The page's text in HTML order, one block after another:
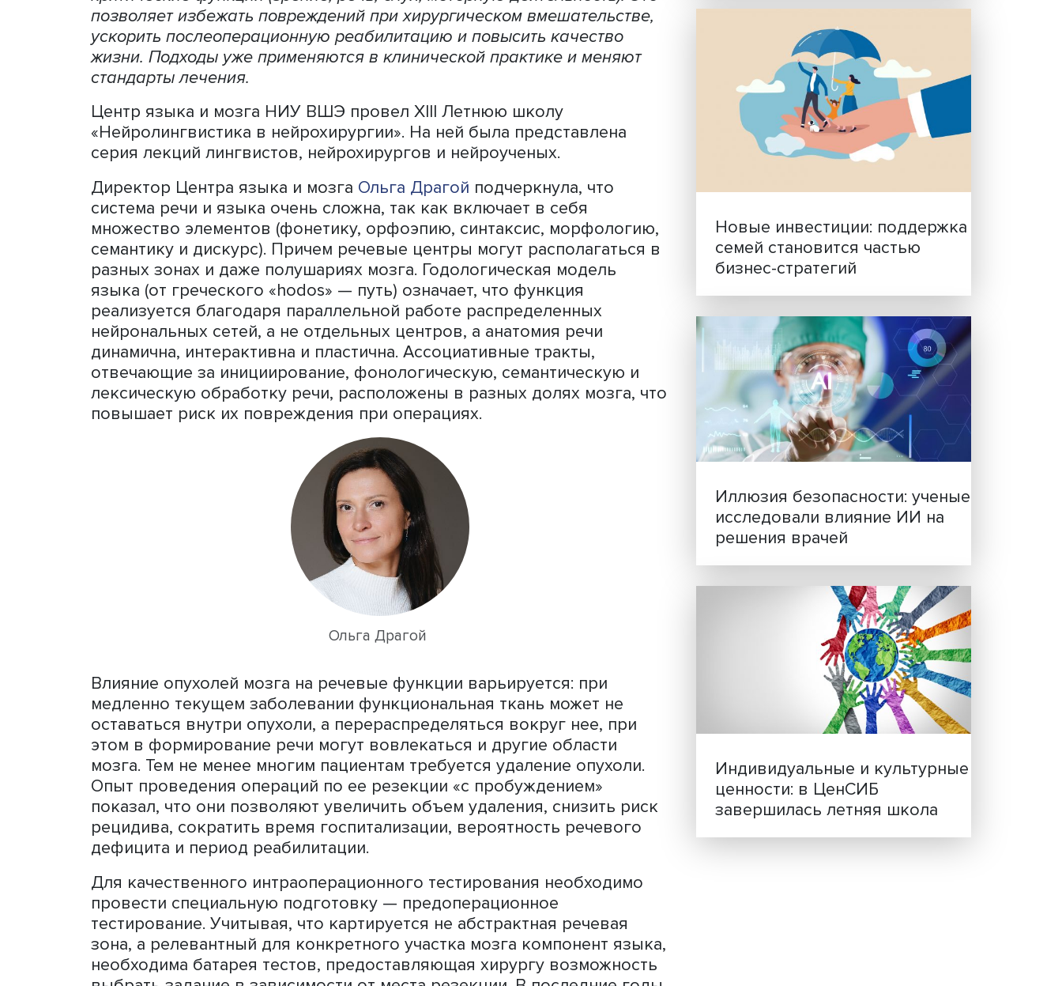
Сохранить речь при операции на головном мозге — одна из самых
сложных задач современной нейрохирургии. Ошибка может стоить
пациенту способности говорить и понимать язык. Исследователи
Центра языка и мозга НИУ ВШЭ вместе с врачами разработали
методы исследования мозга, которые помогают получить детальную
картину его состояния, выявить зоны мозга и коры, ответственные за
критические функции (зрение, речь, слух, моторную деятельность). Это
позволяет избежать повреждений при хирургическом вмешательстве,
ускорить послеоперационную реабилитацию и повысить качество
жизни. Подходы уже применяются в клинической практике и меняют
стандарты лечения.
Центр языка и мозга НИУ ВШЭ провел XIII Летнюю школу
«Нейролингвистика в нейрохирургии». На ней была представлена
серия лекций лингвистов, нейрохирургов и нейроученых.
Директор Центра языка и мозгаОльга Драгойподчеркнула, что
система речи и языка очень сложна, так как включает в себя
множество элементов (фонетику, орфоэпию, синтаксис, морфологию,
семантику и дискурс). Причем речевые центры могут располагаться в
разных зонах и даже полушариях мозга. Годологическая модель
языка (от греческого «hodos» — путь) означает, что функция
реализуется благодаря параллельной работе распределенных
нейрональных сетей, а не отдельных центров, а анатомия речи
динамична, интерактивна и пластична. Ассоциативные тракты,
отвечающие за инициирование, фонологическую, семантическую и
лексическую обработку речи, расположены в разных долях мозга, что
повышает риск их повреждения при операциях.
Ольга Драгой
Влияние опухолей мозга на речевые функции варьируется: при
медленно текущем заболевании функциональная ткань может не
Гены, иммунитет и
ученые представили
исследования в области
биомедицины
Новые инвестиции:
семей становится частью
бизнес-стратегий
Иллюзия безопасности:
решения врачей